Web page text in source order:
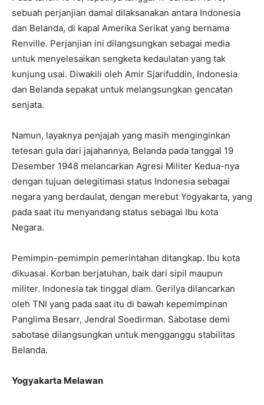
sebuah perjanjian damai dilaksanakan antara Indonesia
dan Belanda, di kapal Amerika Serikat yang bernama
Renville. Perjanjian ini dilangsungkan sebagai media
untuk menyelesaikan sengketa kedaulatan yang tak
kunjung usai. Diwakili oleh Amir Sjarifuddin, Indonesia
dan Belanda sepakat untuk melangsungkan gencatan
senjata.
Namun, layaknya penjajah yang masih menginginkan
tetesan gula dari jajahannya, Belanda pada tanggal 19
Desember 1948 melancarkan Agresi Militer Kedua-nya
dengan tujuan delegitimasi status Indonesia sebagai
negara yang berdaulat, dengan merebut Yogyakarta, yang
pada saat itu menyandang status sebagai Ibu kota
Negara.
Pemimpin-pemimpin pemerintahan ditangkap. Ibu kota
dikuasai. Korban berjatuhan, baik dari sipil maupun
militer. Indonesia tak tinggal diam. Gerilya dilancarkan
oleh TNI yang pada saat itu di bawah kepemimpinan
Panglima Besarr, Jendral Soedirman. Sabotase demi
sabotase dilangsungkan untuk mengganggu stabilitas
Belanda.
Yogyakarta Melawan